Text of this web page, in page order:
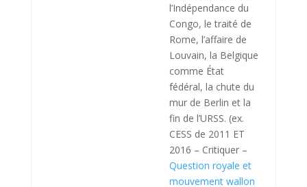
l’Indépendance du
Congo, le traité de
Rome, l’affaire de
Louvain, la Belgique
comme État
fédéral, la chute du
mur de Berlin et la
fin de l’URSS. (ex.
CESS de 2011 ET
2016 – Critiquer –
Question royale et
mouvement wallon